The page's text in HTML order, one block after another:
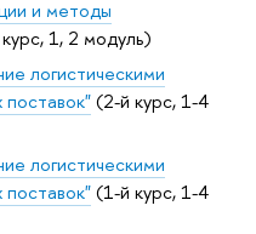
и методы
1, 2 модуль)
логистическими
поставок"(2-й курс, 1-4
логистическими
поставок"(1-й курс, 1-4